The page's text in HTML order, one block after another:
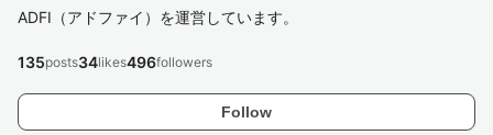
ADFI（アドファイ）を運営しています。
Follow
135posts34likes496followers